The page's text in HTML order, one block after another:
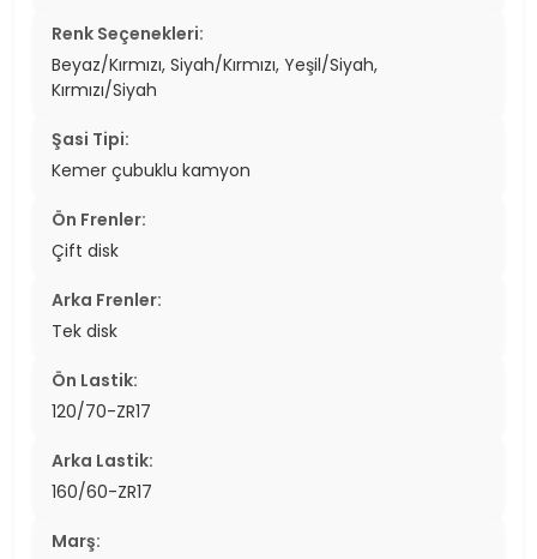
Renk Seçenekleri:
Beyaz/Kırmızı, Siyah/Kırmızı, Yeşil/Siyah,
Kırmızı/Siyah
Şasi Tipi:
Kemer çubuklu kamyon
Ön Frenler:
Çift disk
Arka Frenler:
Tek disk
Ön Lastik:
120/70-ZR17
Arka Lastik:
160/60-ZR17
Marş: